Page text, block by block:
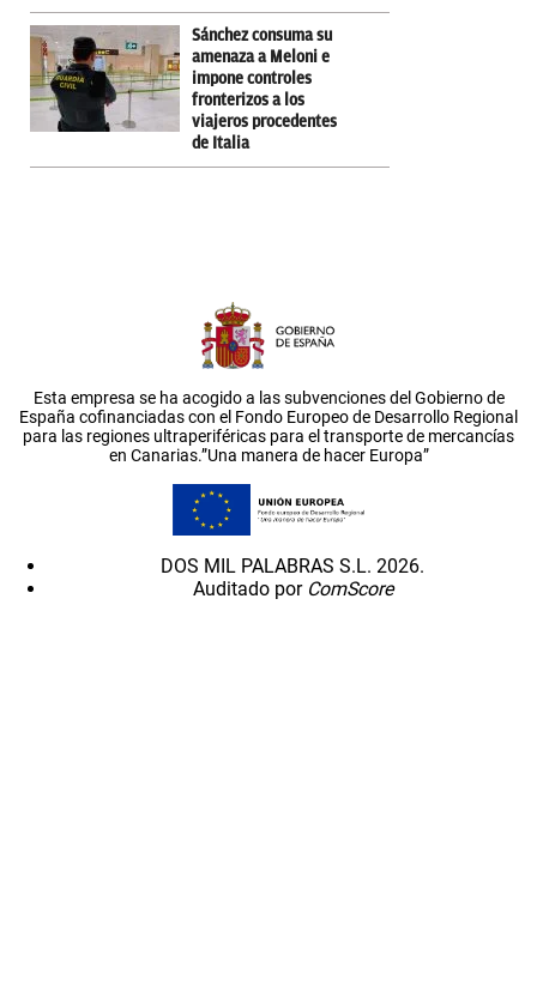
Sánchez consuma su
amenaza a Meloni e
impone controles
fronterizos a los
viajeros procedentes
de Italia
Esta empresa se ha acogido a las subvenciones del Gobierno de
España cofinanciadas con el Fondo Europeo de Desarrollo Regional
para las regiones ultraperiféricas para el transporte de mercancías
en Canarias.”Una manera de hacer Europa”
DOS MIL PALABRAS S.L. 2026.
Auditado por ComScore